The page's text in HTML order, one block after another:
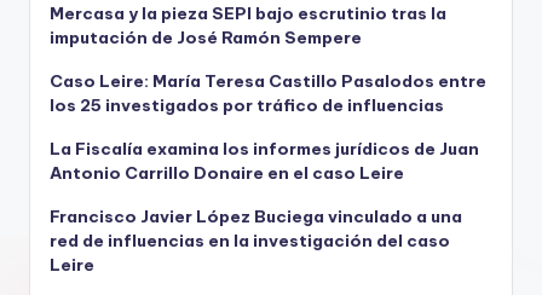
Mercasa y la pieza SEPI bajo escrutinio tras la
imputación de José Ramón Sempere
Caso Leire: María Teresa Castillo Pasalodos entre
los 25 investigados por tráfico de influencias
La Fiscalía examina los informes jurídicos de Juan
Antonio Carrillo Donaire en el caso Leire
Francisco Javier López Buciega vinculado a una
red de influencias en la investigación del caso
Leire